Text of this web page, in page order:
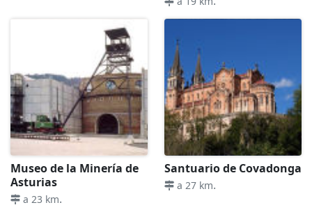
Museo de la Minería de
Asturias
a 23 km.
Santuario de Covadonga
a 27 km.